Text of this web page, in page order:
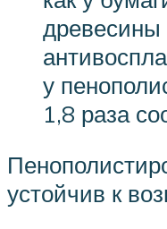
древесины
у
1,8 раза
устойчив к